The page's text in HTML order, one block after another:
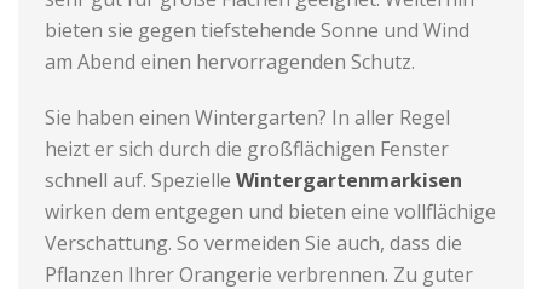
bieten sie gegen tiefstehende Sonne und Wind
am Abend einen hervorragenden Schutz.
Sie haben einen Wintergarten? In aller Regel
heizt er sich durch die großflächigen Fenster
schnell auf. SpezielleWintergartenmarkisen
wirken dem entgegen und bieten eine vollflächige
Verschattung. So vermeiden Sie auch, dass die
Pflanzen Ihrer Orangerie verbrennen. Zu guter